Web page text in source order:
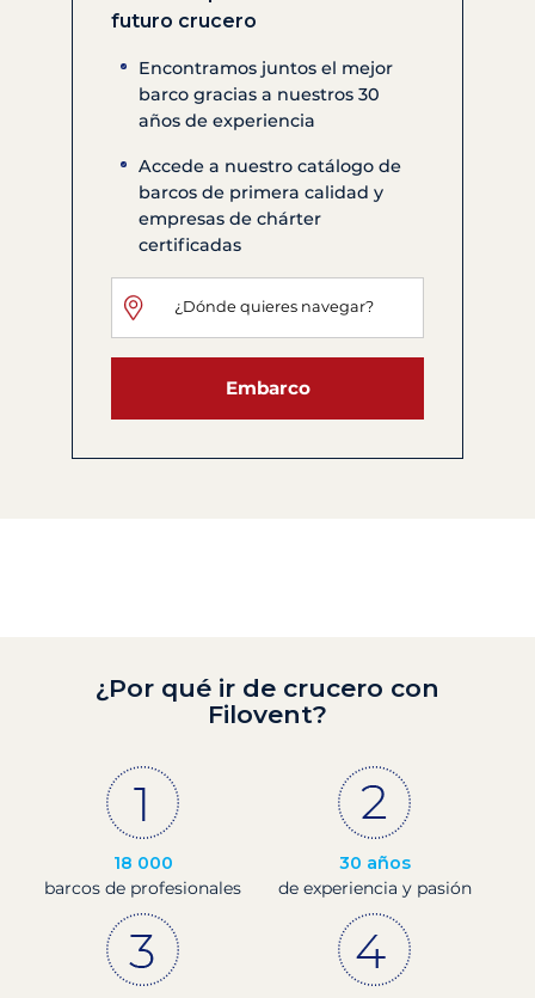
futuro crucero
Encontramos juntos el mejor
barco gracias a nuestros 30
años de experiencia
Accede a nuestro catálogo de
barcos de primera calidad y
empresas de chárter
certificadas
Embarco
¿Por qué ir de crucero con
Filovent?
18 000
barcos de profesionales
30 años
de experiencia y pasión